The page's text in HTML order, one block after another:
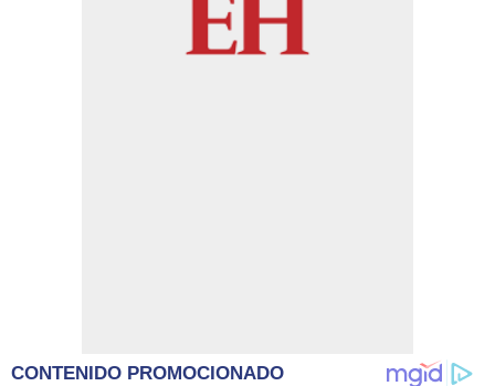
CONTENIDO PROMOCIONADO